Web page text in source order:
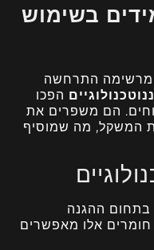
בשימוש
מרשימה התרחשה
הפכו
הם משפרים את
המשקל, מה שמוסיף
בתחום ההגנה
חומרים אלו מאפשרים